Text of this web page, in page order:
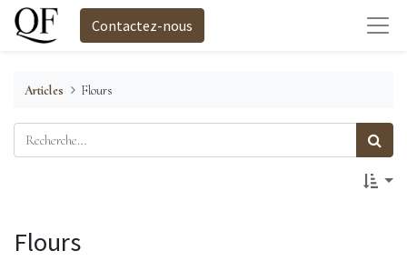
Contactez-nous
Articles Flours
Flours